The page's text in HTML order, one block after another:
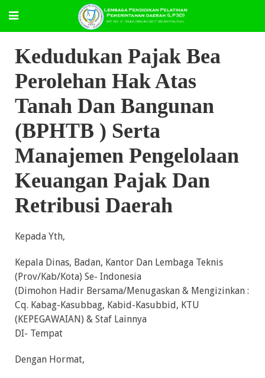
Kedudukan Pajak Bea
Perolehan Hak Atas
Tanah Dan Bangunan
(BPHTB ) Serta
Manajemen Pengelolaan
Keuangan Pajak Dan
Retribusi Daerah
Kepada Yth,
Kepala Dinas, Badan, Kantor Dan Lembaga Teknis
(Prov/Kab/Kota) Se- Indonesia
(Dimohon Hadir Bersama/Menugaskan & Mengizinkan :
Cq. Kabag-Kasubbag, Kabid-Kasubbid, KTU
(KEPEGAWAIAN) & Staf Lainnya
DI- Tempat
Dengan Hormat,